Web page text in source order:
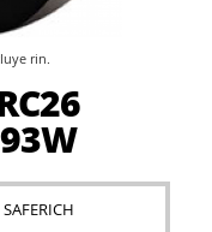
93W
SAFERICH
rin.